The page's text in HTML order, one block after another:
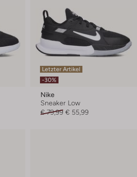
Letzter Artikel
-30%
Nike
Sneaker Low
€ 79,99 € 55,99